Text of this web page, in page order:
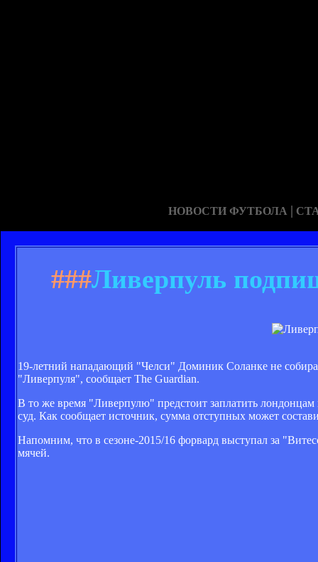
НОВОСТИ ФУТБОЛА |
###Ливерпуль
19-летний нападающий "Челси" Доминик Соланке не
"Ливерпуля", сообщает The Guardian.
В то же время "Ливерпулю" предстоит заплатить
суд. Как сообщает источник, сумма отступных может
Напомним, что в сезоне-2015/16 форвард выступал за
мячей.